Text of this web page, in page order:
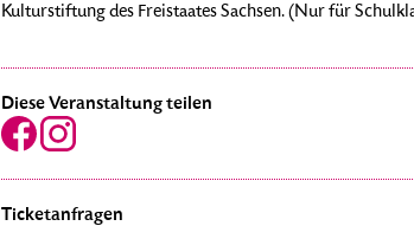
Kulturstiftung des Freistaates Sachsen. (Nur für
Diese Veranstaltung teilen
Ticketanfragen